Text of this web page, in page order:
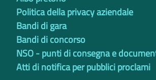
Politica della privacy aziendale
Bandi di gara
Bandi di concorso
NSO - punti di consegna e
Atti di notifica per pubblici proclami